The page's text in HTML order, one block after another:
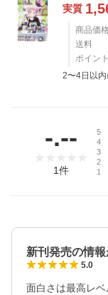
実質
商品価格
送料
ポイント
2〜4日以内
-.--
1件
5
4
3
2
1
新刊発売の情
5.0
面白さは最高レ